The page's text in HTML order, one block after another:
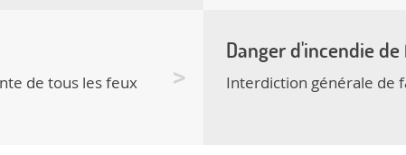
de tous les feux
Danger d'incendie
Interdiction générale de